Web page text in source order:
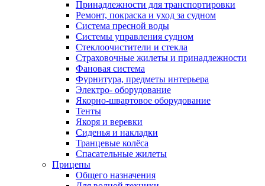
Принадлежности для транспортировки
Ремонт, покраска и уход за судном
Система пресной воды
Системы управления судном
Стеклоочистители и стекла
Страховочные жилеты и принадлежности
Фановая система
Фурнитура, предметы интерьера
Электро- оборудование
Якорно-швартовое оборудование
Тенты
Якоря и веревки
Сиденья и накладки
Транцевые колёса
Спасательные жилеты
Прицепы
Общего назначения